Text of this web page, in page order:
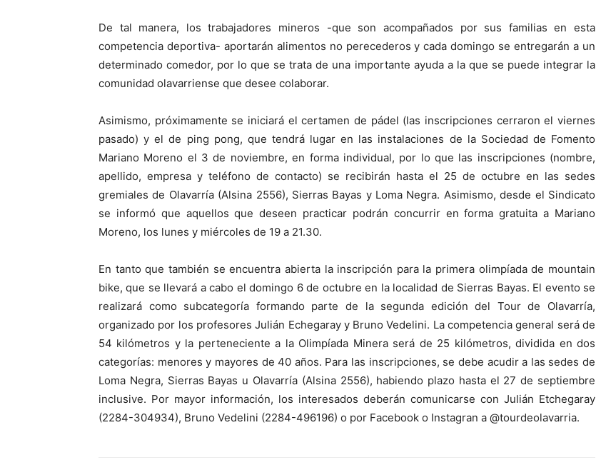
De tal manera, los trabajadores mineros -que son acompañados por sus familias en esta
competencia deportiva- aportarán alimentos no perecederos y cada domingo se entregarán a un
determinado comedor, por lo que se trata de una importante ayuda a la que se puede integrar la
comunidad olavarriense que desee colaborar.
Asimismo, próximamente se iniciará el certamen de pádel (las inscripciones cerraron el viernes
pasado) y el de ping pong, que tendrá lugar en las instalaciones de la Sociedad de Fomento
Mariano Moreno el 3 de noviembre, en forma individual, por lo que las inscripciones (nombre,
apellido, empresa y teléfono de contacto) se recibirán hasta el 25 de octubre en las sedes
gremiales de Olavarría (Alsina 2556), Sierras Bayas y Loma Negra. Asimismo, desde el Sindicato
se informó que aquellos que deseen practicar podrán concurrir en forma gratuita a Mariano
Moreno, los lunes y miércoles de 19 a 21.30.
En tanto que también se encuentra abierta la inscripción para la primera olimpíada de mountain
bike, que se llevará a cabo el domingo 6 de octubre en la localidad de Sierras Bayas. El evento se
realizará como subcategoría formando parte de la segunda edición del Tour de Olavarría,
organizado por los profesores Julián Echegaray y Bruno Vedelini. La competencia general será de
54 kilómetros y la perteneciente a la Olimpíada Minera será de 25 kilómetros, dividida en dos
categorías: menores y mayores de 40 años. Para las inscripciones, se debe acudir a las sedes de
Loma Negra, Sierras Bayas u Olavarría (Alsina 2556), habiendo plazo hasta el 27 de septiembre
inclusive. Por mayor información, los interesados deberán comunicarse con Julián Etchegaray
(2284-304934), Bruno Vedelini (2284-496196) o por Facebook o Instagran a @tourdeolavarria.